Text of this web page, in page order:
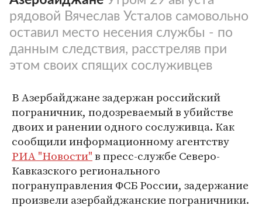
рядовой Вячеслав Усталов самовольно
оставил место несения службы - по
данным следствия, расстреляв при
этом своих спящих сослуживцев
В Азербайджане задержан российский
пограничник, подозреваемый в убийстве
двоих и ранении одного сослуживца. Как
сообщили информационному агентству
РИА "Новости"в пресс-службе Северо-
Кавказского регионального
погрануправления ФСБ России, задержание
произвели азербайджанские пограничники.